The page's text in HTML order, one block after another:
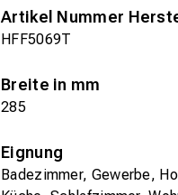
Artikel Nummer
HFF5069T
Breite in mm
285
Eignung
Badezimmer, Gewerbe,